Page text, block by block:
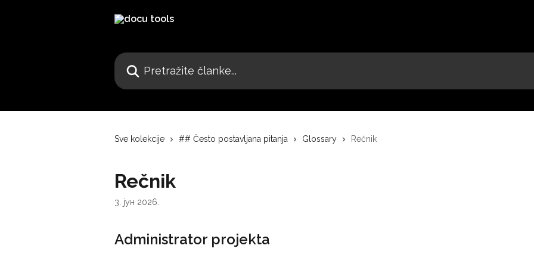
Pretražite članke...
Sve kolekcije ## Često postavljana pitanja Glossary Rečnik
Rečnik
3. јун 2026.
Administrator projekta